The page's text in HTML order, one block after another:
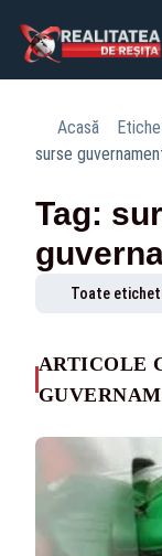
Acasă
surse
Tag:
Toate
ARTICOLE